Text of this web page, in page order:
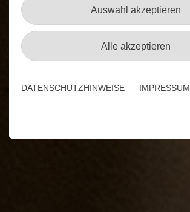
Auswahl akzeptieren
Alle akzeptieren
DATENSCHUTZHINWEISE IMPRESSUM